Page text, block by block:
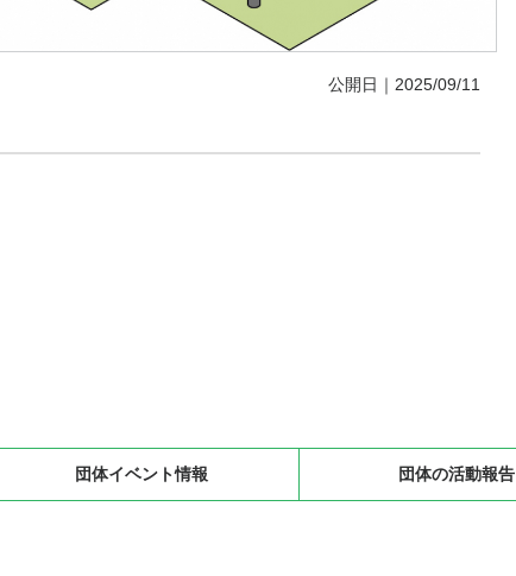
公開日｜2025/09/11
団体イベント情報 団体の活動報告